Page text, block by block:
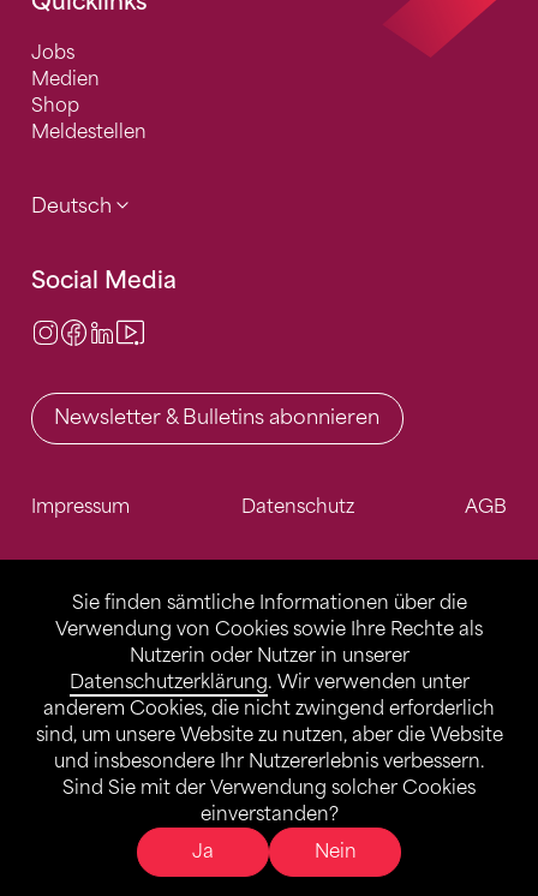
Sie finden sämtliche Informationen über die
Verwendung von Cookies sowie Ihre Rechte als
Nutzerin oder Nutzer in unserer
Datenschutzerklärung. Wir verwenden unter
anderem Cookies, die nicht zwingend erforderlich
sind, um unsere Website zu nutzen, aber die Website
und insbesondere Ihr Nutzererlebnis verbessern.
Sind Sie mit der Verwendung solcher Cookies
einverstanden?
Ja
Nein
Jobs
Medien
Shop
Meldestellen
Deutsch
Social Media
Instagram
Facebook
LinkedIn
Newsletter & Bulletins abonnieren
Impressum Datenschutz AGB